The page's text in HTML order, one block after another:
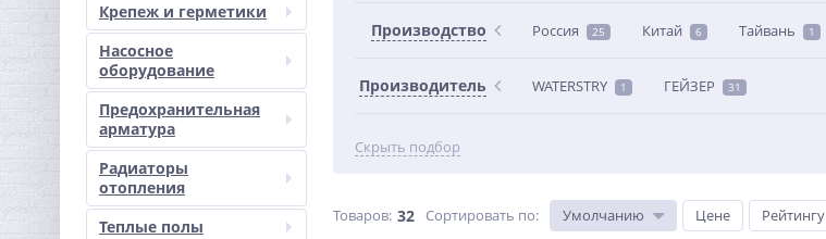
Крепеж и герметики
Насосное
оборудование
Предохранительная
арматура
Радиаторы
отопления
Теплые полы
Производство Россия 25 Китай 6 Тайвань 1
Производитель WATERSTRY 1 ГЕЙЗЕР 31
Скрыть подбор
Товаров: 32 Сортировать по: Умолчанию Цене Рейтингу